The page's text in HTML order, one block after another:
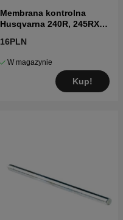
Membrana kontrolna
Husqvarna 240R, 245RX,
16PLN
W magazynie
Kup!